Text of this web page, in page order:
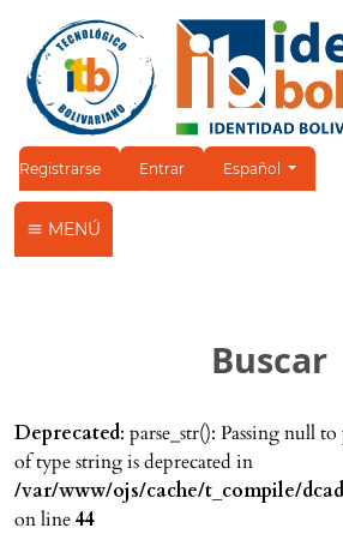
Registrarse Entrar Cambiar el
Español
MENÚ
Buscar
Deprecated: parse_str(): Passing null
of type string is deprecated in
/var/www/ojs/cache/t_compile/
on line44